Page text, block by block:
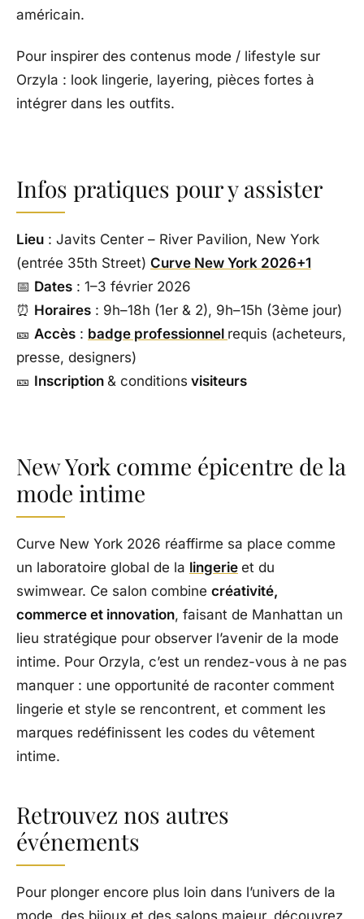
américain.
Pour inspirer des contenus mode / lifestyle sur
Orzyla : look lingerie, layering, pièces fortes à
intégrer dans les outfits.
Infos pratiques pour y assister
Lieu : Javits Center – River Pavilion, New York
(entrée 35th Street) Curve New York 2026+1
📅 Dates : 1–3 février 2026
⏰ Horaires : 9h–18h (1er & 2), 9h–15h (3ème jour)
🎫 Accès : badge professionnel requis (acheteurs,
presse, designers)
🎫 Inscription & conditions visiteurs
New York comme épicentre de la
mode intime
Curve New York 2026 réaffirme sa place comme
un laboratoire global de la lingerie et du
swimwear. Ce salon combine créativité,
commerce et innovation, faisant de Manhattan un
lieu stratégique pour observer l’avenir de la mode
intime. Pour Orzyla, c’est un rendez-vous à ne pas
manquer : une opportunité de raconter comment
lingerie et style se rencontrent, et comment les
marques redéfinissent les codes du vêtement
intime.
Retrouvez nos autres
événements
Pour plonger encore plus loin dans l’univers de la
mode, des bijoux et des salons majeur, découvrez